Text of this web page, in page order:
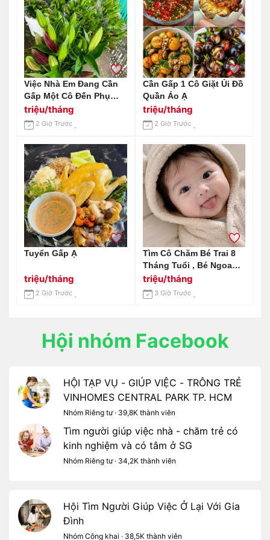
Việc Nhà Em Đang Cần
Gấp Một Cô Đến Phụ
Giúp Việc Nhà Cửa 1 Tay
Tại Khu Vực Gần Nhà
Thờ Tân Hương, Quận
Tân Phú.
triệu/tháng
2 Giờ Trước
Cần Gấp 1 Cô Giặt Ủi Đồ
Quần Áo Ạ
triệu/tháng
2 Giờ Trước
Tuyển Gấp Ạ
triệu/tháng
2 Giờ Trước
Tìm Cô Chăm Bé Trai 8
Tháng Tuổi , Bé Ngoan
Và Ít Quấy Khóc Ở Quận
7
triệu/tháng
3 Giờ Trước
Hội nhóm Facebook
HỘI TẠP VỤ - GIÚP VIỆC - TRÔNG TRẺ
VINHOMES CENTRAL PARK TP. HCM
Nhóm Riêng tư · 39,8K thành viên
Tìm người giúp việc nhà - chăm trẻ có
kinh nghiệm và có tâm ở SG
Nhóm Riêng tư · 34,2K thành viên
Hội Tìm Người Giúp Việc Ở Lại Với Gia
Đình
Nhóm Công khai · 38,5K thành viên